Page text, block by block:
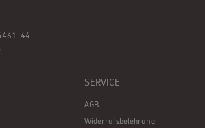
44
SERVICE
AGB
Widerrufsbelehrung